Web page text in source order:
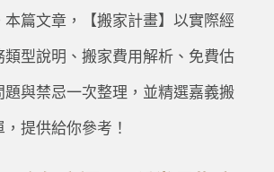
本篇文章，【搬家計畫】以實際經
類型說明、搬家費用解析、免費估
題與禁忌一次整理，並精選嘉義搬
提供給你參考！